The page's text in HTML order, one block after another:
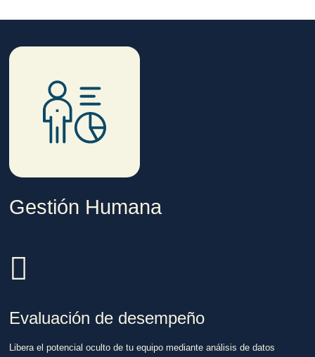
Gestión Humana
Evaluación de desempeño
Libera el potencial oculto de tu equipo mediante análisis de datos